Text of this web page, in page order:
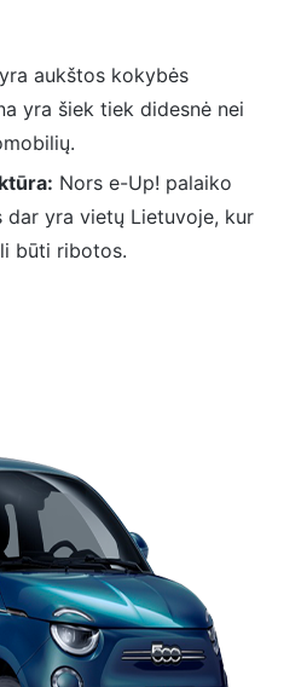
aukštos kokybės
yra šiek tiek didesnė nei
Nors e-Up! palaiko
yra vietų Lietuvoje, kur
būti ribotos.